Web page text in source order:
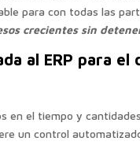
para con todas las
crecientes sin
al ERP para
en el tiempo y
un control